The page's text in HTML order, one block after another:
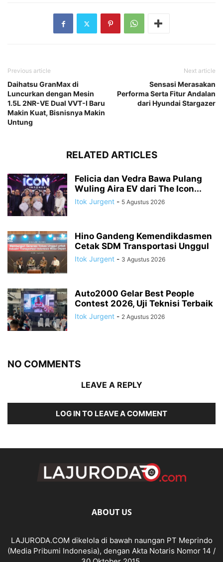
Previous article
Daihatsu GranMax di
Luncurkan dengan Mesin
1.5L 2NR-VE Dual VVT-I Baru
Makin Kuat, Bisnisnya Makin
Untung
Next article
Sensasi Merasakan
Performa Serta Fitur Andalan
dari Hyundai Stargazer
RELATED ARTICLES
Felicia dan Vedra Bawa Pulang
Wuling Aira EV dari The Icon...
Itok Jurgent - 5 Agustus 2026
Hino Gandeng Kemendikdasmen
Cetak SDM Transportasi Unggul
Itok Jurgent - 3 Agustus 2026
Auto2000 Gelar Best People
Contest 2026, Uji Teknisi Terbaik
Itok Jurgent - 2 Agustus 2026
NO COMMENTS
LEAVE A REPLY
LOG IN TO LEAVE A COMMENT
ABOUT US
LAJURODA.COM dikelola di bawah naungan PT Meprindo
(Media Pribumi Indonesia), dengan Akta Notaris Nomor 14 /